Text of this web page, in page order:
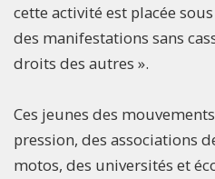
cette activité est placée
des manifestations sans
droits des autres ».
Ces jeunes des
pression, des associations
motos, des universités et